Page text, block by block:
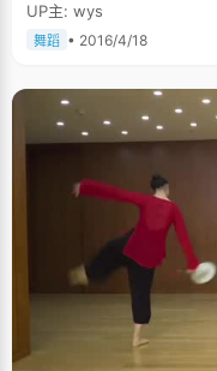
UP主: wys
舞蹈 • 2016/4/18